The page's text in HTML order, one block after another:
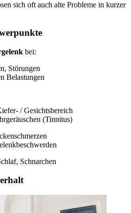
sich oft auch alte Probleme in kurzer
bei:
Störungen
Belastungen
/ Gesichtsbereich
(Tinnitus)
Schnarchen